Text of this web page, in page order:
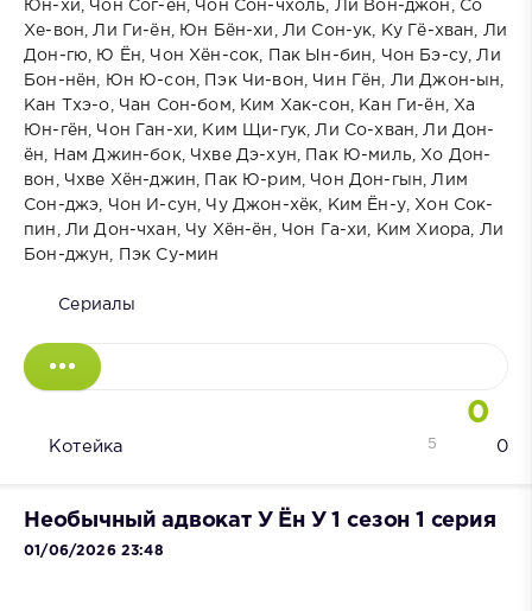
Юн-хи, Чон Сог-ён, Чон Сон-чхоль, Ли Вон-джон, Со
Хе-вон, Ли Ги-ён, Юн Бён-хи, Ли Сон-ук, Ку Гё-хван, Ли
Дон-гю, Ю Ён, Чон Хён-сок, Пак Ын-бин, Чон Бэ-су, Ли
Бон-нён, Юн Ю-сон, Пэк Чи-вон, Чин Гён, Ли Джон-ын,
Кан Тхэ-о, Чан Сон-бом, Ким Хак-сон, Кан Ги-ён, Ха
Юн-гён, Чон Ган-хи, Ким Щи-гук, Ли Со-хван, Ли Дон-
ён, Нам Джин-бок, Чхве Дэ-хун, Пак Ю-миль, Хо Дон-
вон, Чхве Хён-джин, Пак Ю-рим, Чон Дон-гын, Лим
Сон-джэ, Чон И-сун, Чу Джон-хёк, Ким Ён-у, Хон Сок-
пин, Ли Дон-чхан, Чу Хён-ён, Чон Га-хи, Ким Хиора, Ли
Бон-джун, Пэк Су-мин
Сериалы
0
Котейка 0
5
Необычный адвокат У Ён У 1 сезон 1 серия
01/06/2026 23:48